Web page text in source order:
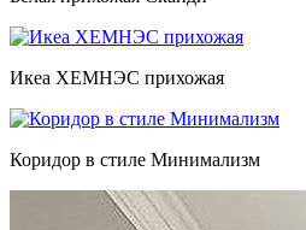
Икеа ХЕМНЭС прихожая
Коридор в стиле Минимализм